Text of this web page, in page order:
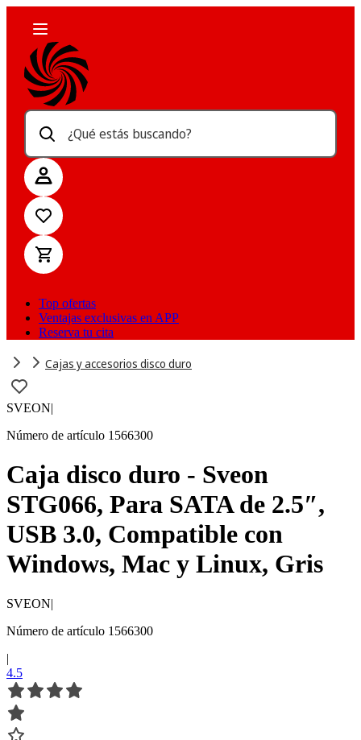
¿Qué estás buscando?
Top ofertas
Ventajas exclusivas en APP
Reserva tu cita
Cajas y accesorios disco duro
SVEON|
Número de artículo 1566300
Caja disco duro - Sveon
STG066, Para SATA de 2.5″,
USB 3.0, Compatible con
Windows, Mac y Linux, Gris
SVEON|
Número de artículo 1566300
|
4.5